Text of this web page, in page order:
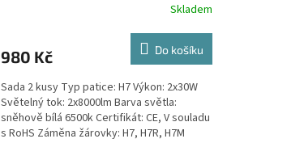
Skladem
980 Kč Do košíku
Sada 2 kusy Typ patice: H7 Výkon: 2x30W
Světelný tok: 2x8000lm Barva světla:
sněhově bílá 6500k Certifikát: CE, V souladu
s RoHS Záměna žárovky: H7, H7R, H7M